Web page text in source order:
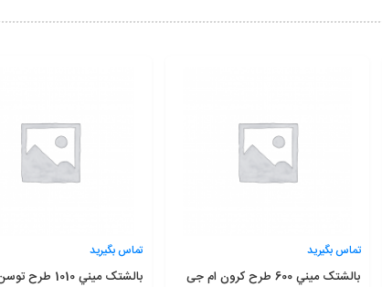
تماس بگیرید
بالشتک ميني 600 طرح کرون ام جی
تماس بگیرید
بالشتک ميني